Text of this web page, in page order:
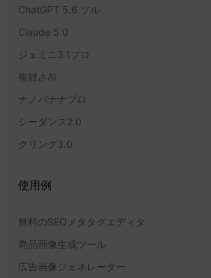
ChatGPT 5.6 ソル
Claude 5.0
ジェミニ3.1プロ
複雑さAI
ナノバナナプロ
シーダンス2.0
クリング3.0
使用例
無料のSEOメタタグエディタ
商品画像生成ツール
広告画像ジェネレーター